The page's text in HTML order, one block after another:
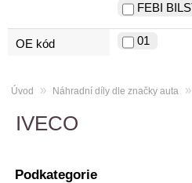
FEBI
OE kód 01
Úvod » Náhradní díly dle značky auta »
IVECO
Podkategorie